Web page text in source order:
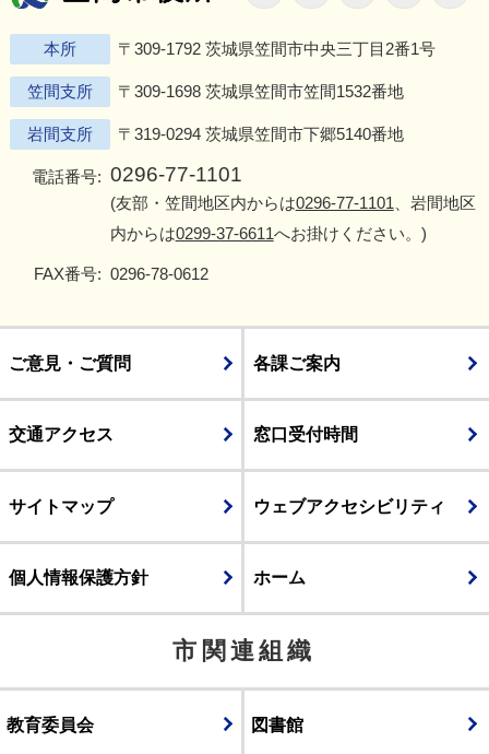
本所 〒309-1792 茨城県笠間市中央三丁目2番1号
笠間支所 〒309-1698 茨城県笠間市笠間1532番地
岩間支所 〒319-0294 茨城県笠間市下郷5140番地
電話番号: 0296-77-1101
(友部・笠間地区内からは0296-77-1101 、岩間地区
内からは0299-37-6611へお掛けください。)
FAX番号: 0296-78-0612
ご意見・ご質問 各課ご案内
交通アクセス 窓口受付時間
サイトマップ ウェブアクセシビリティ
個人情報保護方針 ホーム
市関連組織
教育委員会 図書館